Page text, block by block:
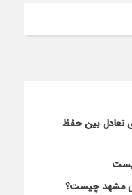
تعادل بین حفظ
مشهد چیست؟